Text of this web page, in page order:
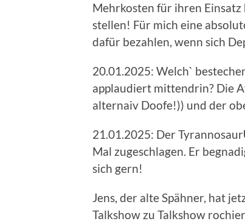
Mehrkosten für ihren
stellen! Für mich eine
dafür bezahlen, wenn sich
20.01.2025: Welch`
applaudiert mittendrin? Die
alternaiv Doofe!)) und der
21.01.2025: Der Tyrannosaur
Mal zugeschlagen. Er
sich gern!
Jens, der alte Spähner, hat
Talkshow zu Talkshow